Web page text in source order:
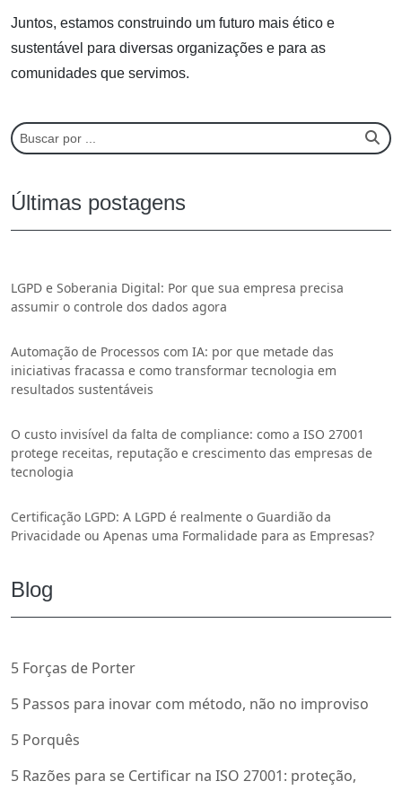
Juntos, estamos construindo um futuro mais ético e
sustentável para diversas organizações e para as
comunidades que servimos.
Últimas postagens
LGPD e Soberania Digital: Por que sua empresa precisa
assumir o controle dos dados agora
Automação de Processos com IA: por que metade das
iniciativas fracassa e como transformar tecnologia em
resultados sustentáveis
O custo invisível da falta de compliance: como a ISO 27001
protege receitas, reputação e crescimento das empresas de
tecnologia
Certificação LGPD: A LGPD é realmente o Guardião da
Privacidade ou Apenas uma Formalidade para as Empresas?
Blog
5 Forças de Porter
5 Passos para inovar com método, não no improviso
5 Porquês
5 Razões para se Certificar na ISO 27001: proteção,